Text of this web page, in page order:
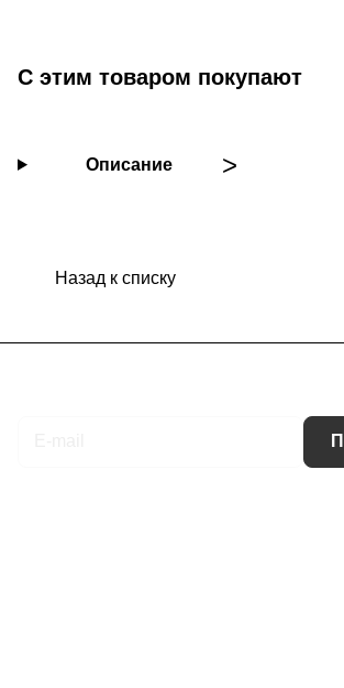
С этим товаром покупают
Описание
Назад к списку